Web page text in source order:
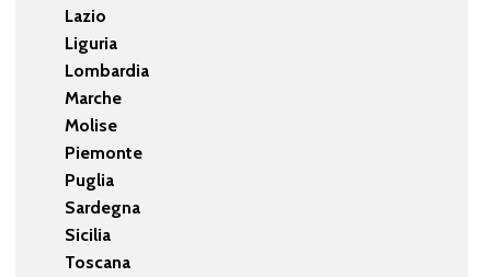
Lazio
Liguria
Lombardia
Marche
Molise
Piemonte
Puglia
Sardegna
Sicilia
Toscana